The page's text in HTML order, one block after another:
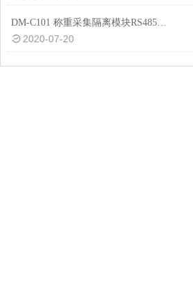
DM-C101 称重采集隔离模块RS485产品技术资料
2020-07-20